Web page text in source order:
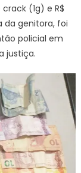
(1g) e R$
da genitora, foi
policial em
justiça.